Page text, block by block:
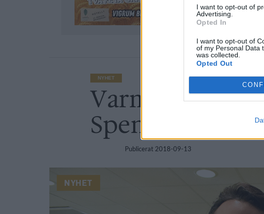
I want to opt-out of
Advertising.
Opted In
I want to opt-out of
of my Personal Data
was collected.
Opted Out
NYHET
Varm sommar
Spendrups
Publicerat 2018-09-13
NYHET